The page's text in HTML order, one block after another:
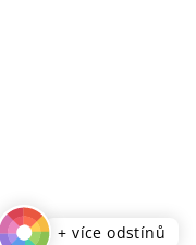
+ více odstínů